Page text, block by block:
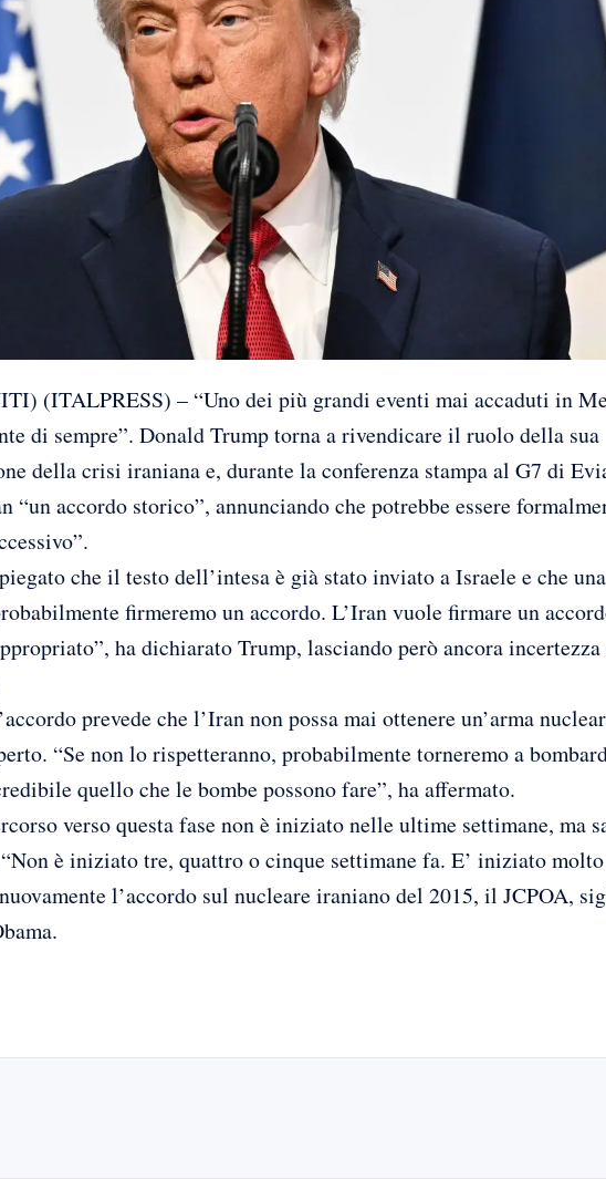
(ITALPRESS) – “Uno dei più grandi eventi mai accaduti in
di sempre”. Donald Trump torna a rivendicare il ruolo della sua
della crisi iraniana e, durante la conferenza stampa al G7 di
“un accordo storico”, annunciando che potrebbe essere
che il testo dell’intesa è già stato inviato a Israele e che
firmeremo un accordo. L’Iran vuole firmare un
ha dichiarato Trump, lasciando però ancora incertezza
prevede che l’Iran non possa mai ottenere un’arma
“Se non lo rispetteranno, probabilmente torneremo a
quello che le bombe possono fare”, ha affermato.
verso questa fase non è iniziato nelle ultime settimane, ma
è iniziato tre, quattro o cinque settimane fa. E’ iniziato
l’accordo sul nucleare iraniano del 2015, il JCPOA,